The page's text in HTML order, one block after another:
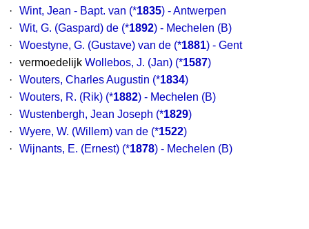
·
Wint, Jean - Bapt. van (*1835) - Antwerpen
·
Wit, G. (Gaspard) de (*1892) - Mechelen (B)
·
Woestyne, G. (Gustave) van de (*1881) - Gent
·
vermoedelijk Wollebos, J. (Jan) (*1587)
·
Wouters, Charles Augustin (*1834)
·
Wouters, R. (Rik) (*1882) - Mechelen (B)
·
Wustenbergh, Jean Joseph (*1829)
·
Wyere, W. (Willem) van de (*1522)
·
Wijnants, E. (Ernest) (*1878) - Mechelen (B)